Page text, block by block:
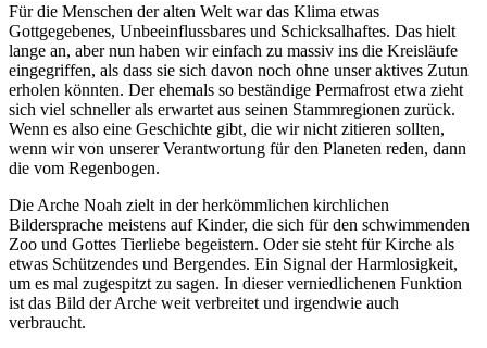
Für die Menschen der alten Welt war das Klima etwas
Gottgegebenes, Unbeeinflussbares und Schicksalhaftes. Das hielt
lange an, aber nun haben wir einfach zu massiv ins die Kreisläufe
eingegriffen, als dass sie sich davon noch ohne unser aktives Zutun
erholen könnten. Der ehemals so beständige Permafrost etwa zieht
sich viel schneller als erwartet aus seinen Stammregionen zurück.
Wenn es also eine Geschichte gibt, die wir nicht zitieren sollten,
wenn wir von unserer Verantwortung für den Planeten reden, dann
die vom Regenbogen.
Die Arche Noah zielt in der herkömmlichen kirchlichen
Bildersprache meistens auf Kinder, die sich für den schwimmenden
Zoo und Gottes Tierliebe begeistern. Oder sie steht für Kirche als
etwas Schützendes und Bergendes. Ein Signal der Harmlosigkeit,
um es mal zugespitzt zu sagen. In dieser verniedlichenen Funktion
ist das Bild der Arche weit verbreitet und irgendwie auch
verbraucht.